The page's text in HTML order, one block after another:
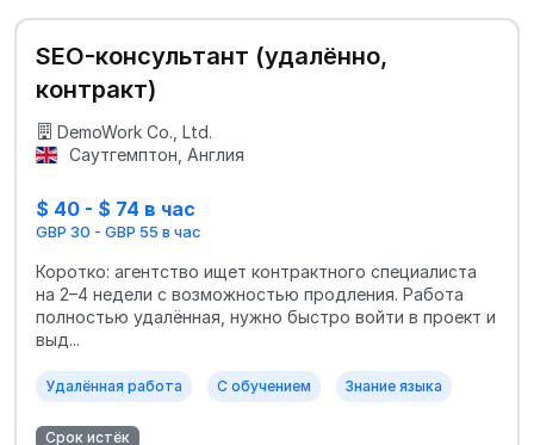
SEO-консультант (удалённо,
контракт)
DemoWork Co., Ltd.
Саутгемптон, Англия
$ 40 - $ 74 в час
GBP 30 - GBP 55 в час
Коротко: агентство ищет контрактного специалиста
на 2–4 недели с возможностью продления. Работа
полностью удалённая, нужно быстро войти в проект и
выд...
Удалённая работа С обучением Знание языка
Срок истёк